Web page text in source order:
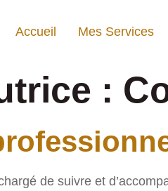
Accueil Mes Services
:
de suivre et